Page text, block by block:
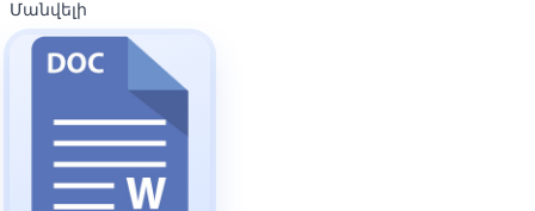
Մանվելի